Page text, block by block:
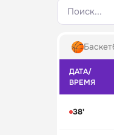
Поиск...
ДАТА/
ВРЕМЯ
38'